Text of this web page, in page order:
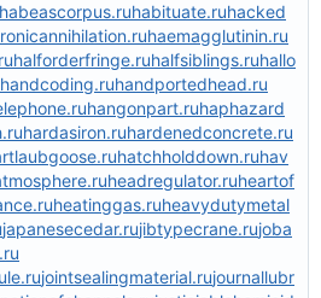
habeascorpus.ruhabituate.ruhacked
haemagglutinin.ru
halforderfringe.ruhalfsiblings.ruhallo
handcoding.ruhandportedhead.ru
hangonpart.ruhaphazard
hardasiron.ruhardenedconcrete.ru
hatchholddown.ruhav
headregulator.ruheartof
heatinggas.ruheavydutymetal
japanesecedar.rujibtypecrane.rujoba
jointsealingmaterial.rujournallubr